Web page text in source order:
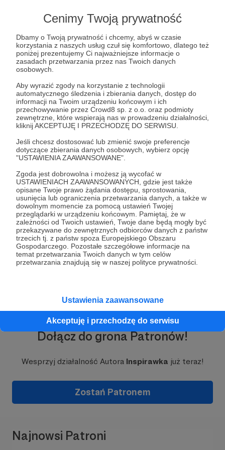
Cenimy Twoją prywatność
Dbamy o Twoją prywatność i chcemy, abyś w czasie
korzystania z naszych usług czuł się komfortowo, dlatego też
poniżej prezentujemy Ci najważniejsze informacje o
zasadach przetwarzania przez nas Twoich danych
osobowych.
Aby wyrazić zgody na korzystanie z technologii
automatycznego śledzenia i zbierania danych, dostęp do
informacji na Twoim urządzeniu końcowym i ich
przechowywanie przez Crowd8 sp. z o.o. oraz podmioty
zewnętrzne, które wspierają nas w prowadzeniu działalności,
kliknij AKCEPTUJĘ I PRZECHODZĘ DO SERWISU.
Jeśli chcesz dostosować lub zmienić swoje preferencje
dotyczące zbierania danych osobowych, wybierz opcję
"USTAWIENIA ZAAWANSOWANE".
Zgoda jest dobrowolna i możesz ją wycofać w
USTAWIENIACH ZAAWANSOWANYCH, gdzie jest także
opisane Twoje prawo żądania dostępu, sprostowania,
usunięcia lub ograniczenia przetwarzania danych, a także w
dowolnym momencie za pomocą ustawień Twojej
przeglądarki w urządzeniu końcowym. Pamiętaj, że w
zależności od Twoich ustawień, Twoje dane będą mogły być
przekazywane do zewnętrznych odbiorców danych z państw
trzecich tj. z państw spoza Europejskiego Obszaru
Gospodarczego. Pozostałe szczegółowe informacje na
temat przetwarzania Twoich danych w tym celów
przetwarzania znajdują się w naszej polityce prywatności.
Ustawienia zaawansowane
Akceptuję i przechodzę do serwisu
widzieć!
Mam na imię Marta,
działając pod
kryptonimem Inspirawka.
Spytasz, dlaczego tutaj
jestem i w czym Twoje
wsparcie może pomóc?
Przede wszystkim w rozwijaniu się jako streamer,
twórca internetowy, który kocha kontakt z ludźmi,
chce zarażać uśmiechem i zapewniać codzienną
szarych dni!
Nie znoszę stagnacji, cały czas szukam sposobów
na zapewnienie nowego, ciekawego contentu, a
Twoje wsparcie mi w tym pomaga! Większe
projekty, wymagają większego wkładu
finansowego. Każdy grosik się liczy, za co
ogromnie dziękuję <3
W internecie jestem przede wszystkim
streamerką. Dlaczego? Ponieważ najbardziej
jesteśmy przecież tak różni.
jeszcze szczylem. Kiedyś były to gry MMO -
największym uzależnieniem był WoW, później MU,
Rozwiń opis
Dołącz do grona Patronów!
Wesprzyj działalność Autora Inspirawka już teraz!
Zostań Patronem
Najnowsi Patroni